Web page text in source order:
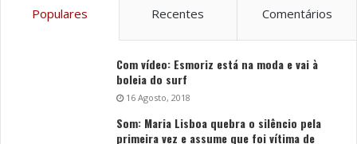
Populares Recentes Comentários
Com vídeo: Esmoriz está na moda e vai à
boleia do surf
16 Agosto, 2018
Som: Maria Lisboa quebra o silêncio pela
primeira vez e assume que foi vítima de